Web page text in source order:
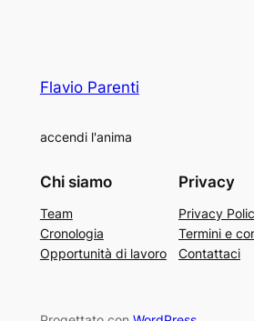
Flavio Parenti
accendi l'anima
Chi siamo
Team
Cronologia
Opportunità di lavoro
Privacy
Privacy
Termini e
Contattaci